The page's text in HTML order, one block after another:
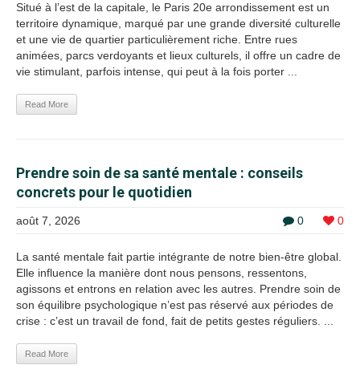
Situé à l’est de la capitale, le Paris 20e arrondissement est un
territoire dynamique, marqué par une grande diversité culturelle
et une vie de quartier particulièrement riche. Entre rues
animées, parcs verdoyants et lieux culturels, il offre un cadre de
vie stimulant, parfois intense, qui peut à la fois porter ...
Read More
Prendre soin de sa santé mentale : conseils
concrets pour le quotidien
0 0
août 7, 2026
La santé mentale fait partie intégrante de notre bien-être global.
Elle influence la manière dont nous pensons, ressentons,
agissons et entrons en relation avec les autres. Prendre soin de
son équilibre psychologique n’est pas réservé aux périodes de
crise : c’est un travail de fond, fait de petits gestes réguliers. ...
Read More